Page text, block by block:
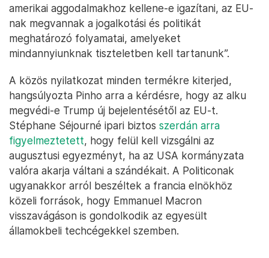
amerikai aggodalmakhoz kellene-e igazítani, az EU-
nak megvannak a jogalkotási és politikát
meghatározó folyamatai, amelyeket
mindannyiunknak tiszteletben kell tartanunk”.
A közös nyilatkozat minden termékre kiterjed,
hangsúlyozta Pinho arra a kérdésre, hogy az alku
megvédi-e Trump új bejelentésétől az EU-t.
Stéphane Séjourné ipari biztos szerdán arra
figyelmeztetett, hogy felül kell vizsgálni az
augusztusi egyezményt, ha az USA kormányzata
valóra akarja váltani a szándékait. A Politiconak
ugyanakkor arról beszéltek a francia elnökhöz
közeli források, hogy Emmanuel Macron
visszavágáson is gondolkodik az egyesült
államokbeli techcégekkel szemben.